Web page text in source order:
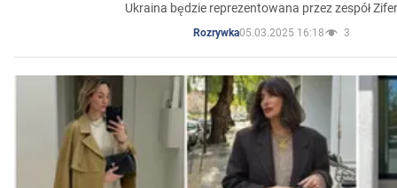
Ukraina będzie reprezentowana przez zespół
Rozrywka05.03.2025 16:18 3